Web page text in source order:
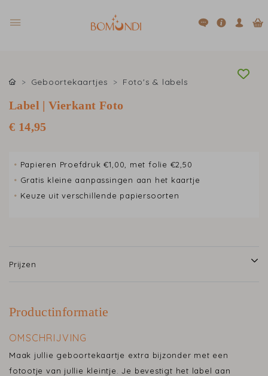
Geboortekaartjes Foto's & labels
Label | Vierkant Foto
€ 14,95
• Papieren Proefdruk €1,00, met folie €2,50
• Gratis kleine aanpassingen aan het kaartje
• Keuze uit verschillende papiersoorten
Prijzen
Productinformatie
OMSCHRIJVING
Maak jullie geboortekaartje extra bijzonder met een
fotootje van jullie kleintje. Je bevestigt het label aan